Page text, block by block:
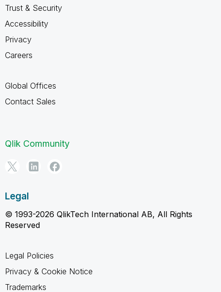
Trust & Security
Accessibility
Privacy
Careers
Global Offices
Contact Sales
Qlik Community
Legal
© 1993-2026 QlikTech International AB, All Rights
Reserved
Legal Policies
Privacy & Cookie Notice
Trademarks